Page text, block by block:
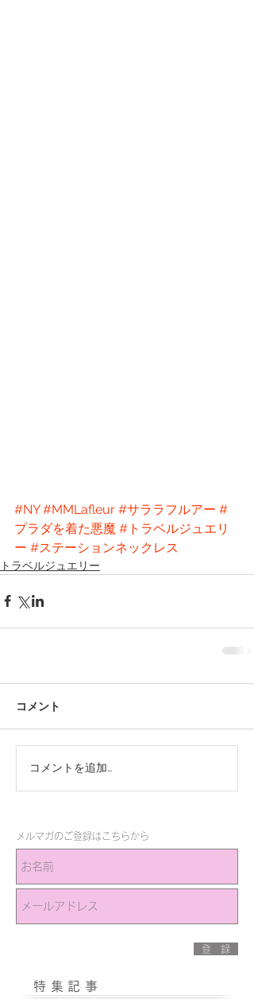
#NY #MMLafleur #サララフルアー #
プラダを着た悪魔 #トラベルジュエリ
ー #ステーションネックレス
トラベルジュエリー
コメント
コメントを追加…
メルマガのご登録はこちらから
登 録
特集記事